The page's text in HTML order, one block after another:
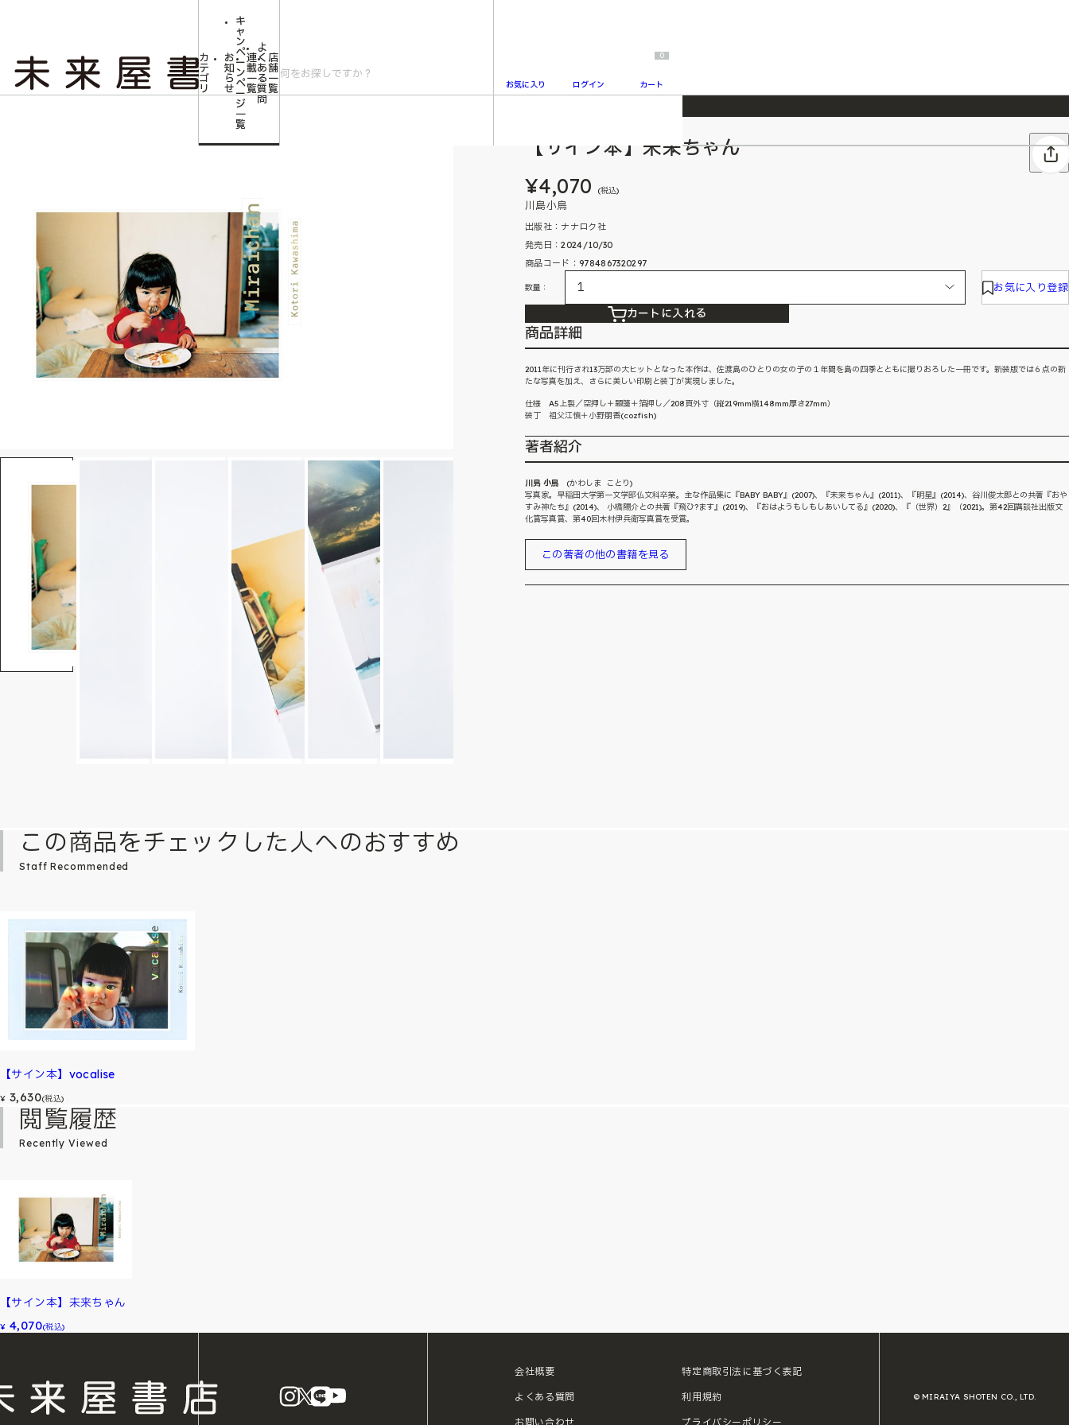
2026/7/23 『ONE PIECE magazine 021 ONE PIECEカード付き同梱版』発売延期のご案内
カ
テ
ゴ
リ
お
知
ら
せ
キ
ャ
ン
ペ
ー
ン
ペ
ー
ジ
一
覧
連
載
一
覧
よ
く
あ
る
質
問
店
舗
一
覧
お気に入り ログイン
0
カート
【サイン本】未来ちゃん
【サイン本】未来ちゃん
¥4,070 (税込)
川島小鳥
出版社：ナナロク社
発売日：2024/10/30
商品コード：9784867320297
数量： お気に入り登録
カートに入れる
商品詳細
2011年に刊行され13万部の大ヒットとなった本作は、佐渡島のひとりの女の子の１年間を島の四季とともに撮りおろした一冊です。新装版では６点の新
たな写真を加え、さらに美しい印刷と装丁が実現しました。
仕様 A5上製／空押し＋題箋＋箔押し／208頁外寸（縦219mm横148mm厚さ27mm）
装丁 祖父江慎＋小野朋香(cozfish)
著者紹介
川島 小鳥
(かわしま ことり)
写真家。早稲田大学第一文学部仏文科卒業。主な作品集に『BABY BABY』(2007)、『未来ちゃん』(2011)、『明星』(2014)、谷川俊太郎との共著『おや
すみ神たち』(2014)、 小橋陽介との共著『飛ひ?ます』(2019)、『おはようもしもしあいしてる』(2020)、『（世界）2』（2021)。第42回講談社出版文
化賞写真賞、第40回木村伊兵衛写真賞を受賞。
この著者の他の書籍を見る
この商品をチェックした人へのおすすめ
Staff Recommended
【サイン本】vocalise
¥ 3,630(税込)
閲覧履歴
Recently Viewed
【サイン本】未来ちゃん
¥ 4,070(税込)
instagram
X LINE
会社概要
よくある質問
お問い合わせ
特定商取引法に基づく表記
利用規約
プライバシーポリシー
© MIRAIYA SHOTEN CO., LTD.